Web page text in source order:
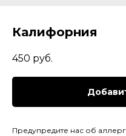
Калифорния
450 руб.
Предупредите нас об